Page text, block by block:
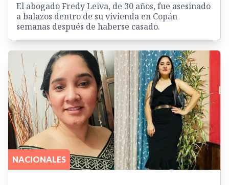
El abogado Fredy Leiva, de 30 años, fue asesinado
a balazos dentro de su vivienda en Copán
semanas después de haberse casado.
NACIONALES